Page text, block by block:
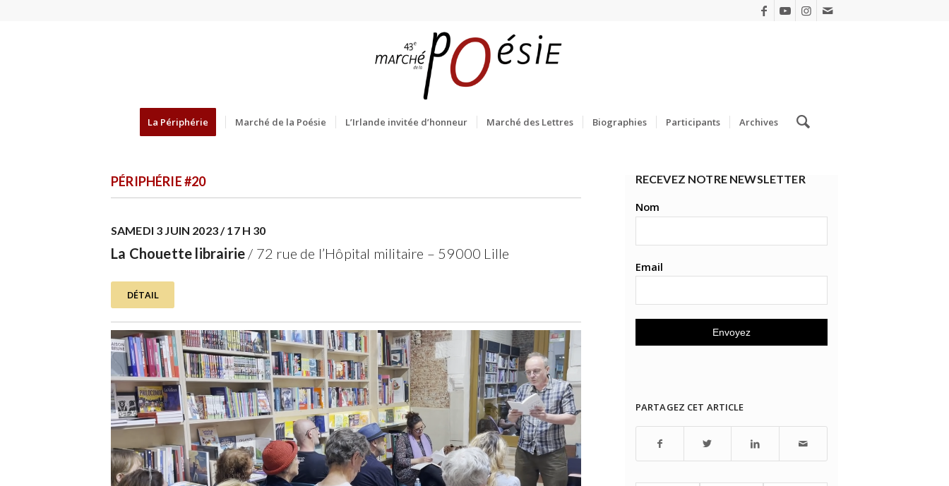
La Périphérie Marché de la Poésie L’Irlande invitée d’honneur Marché des Lettres Biographies Participants Archives
PÉRIPHÉRIE #20
SAMEDI 3 JUIN 2023 / 17 H 30
La Chouette librairie / 72 rue de l’Hôpital militaire – 59000 Lille
DÉTAIL
RECEVEZ NOTRE NEWSLETTER
Nom
Email
PARTAGEZ CET ARTICLE